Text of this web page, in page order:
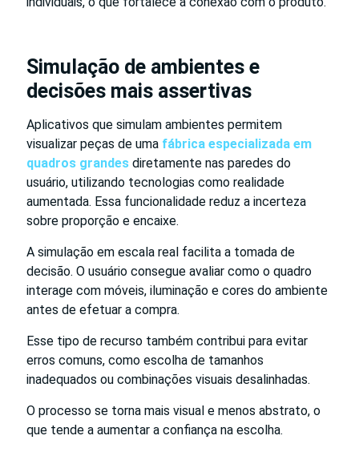
Simulação de ambientes e
decisões mais assertivas
Aplicativos que simulam ambientes permitem
visualizar peças de uma fábrica especializada em
quadros grandes diretamente nas paredes do
usuário, utilizando tecnologias como realidade
aumentada. Essa funcionalidade reduz a incerteza
sobre proporção e encaixe.
A simulação em escala real facilita a tomada de
decisão. O usuário consegue avaliar como o quadro
interage com móveis, iluminação e cores do ambiente
antes de efetuar a compra.
Esse tipo de recurso também contribui para evitar
erros comuns, como escolha de tamanhos
inadequados ou combinações visuais desalinhadas.
O processo se torna mais visual e menos abstrato, o
que tende a aumentar a confiança na escolha.